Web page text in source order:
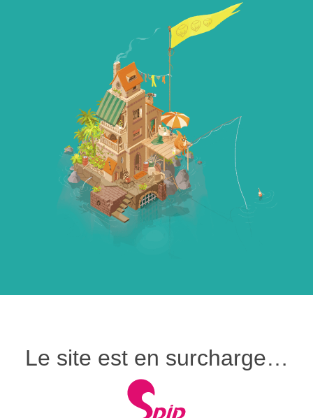
Le site est en surcharge…